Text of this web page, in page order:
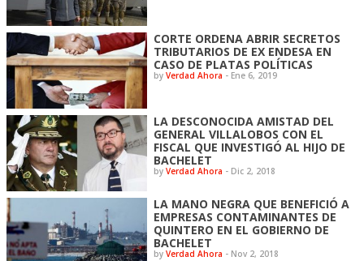
CORTE ORDENA ABRIR SECRETOS
TRIBUTARIOS DE EX ENDESA EN
CASO DE PLATAS POLÍTICAS
byVerdad Ahora - Ene 6, 2019
LA DESCONOCIDA AMISTAD DEL
GENERAL VILLALOBOS CON EL
FISCAL QUE INVESTIGÓ AL HIJO DE
BACHELET
byVerdad Ahora - Dic 2, 2018
LA MANO NEGRA QUE BENEFICIÓ A
EMPRESAS CONTAMINANTES DE
QUINTERO EN EL GOBIERNO DE
BACHELET
byVerdad Ahora - Nov 2, 2018